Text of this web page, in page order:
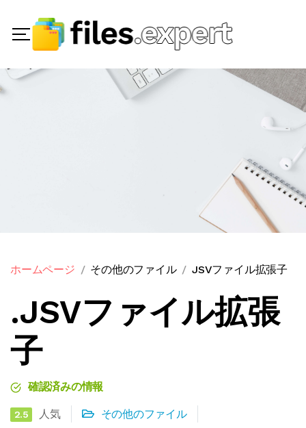
ホームページ その他のファイル JSVファイル拡張子
.JSVファイル拡張
子
確認済みの情報
2.5 人気 その他のファイル